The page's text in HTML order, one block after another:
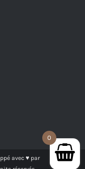
avec ♥ par
0